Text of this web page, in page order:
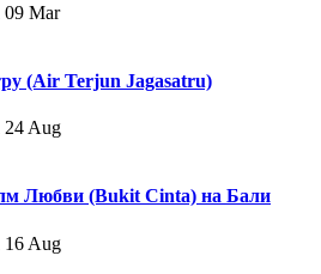
09 Mar
(Air Terjun Jagasatru)
24 Aug
Любви (Bukit Cinta) на Бали
16 Aug